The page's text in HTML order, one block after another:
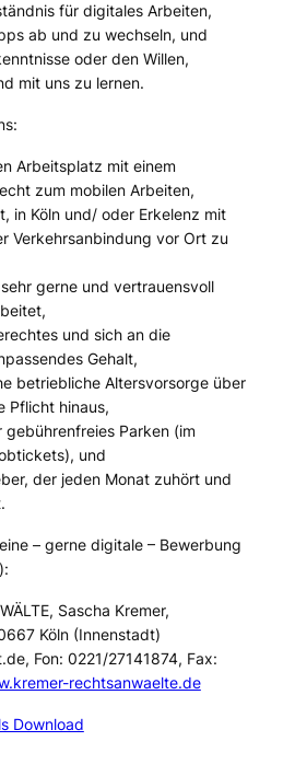
für digitales Arbeiten,
ab und zu wechseln, und
oder den Willen,
mit uns zu lernen.
Arbeitsplatz mit einem
zum mobilen Arbeiten,
in Köln und/ oder Erkelenz mit
Verkehrsanbindung vor Ort zu
gerne und vertrauensvoll
und sich an die
Gehalt,
betriebliche Altersvorsorge über
Pflicht hinaus,
Parken (im
und
der jeden Monat zuhört und
– gerne digitale – Bewerbung
Sascha Kremer,
Köln (Innenstadt)
Fon: 0221/27141874, Fax:
rechtsanwaelte.de
Download